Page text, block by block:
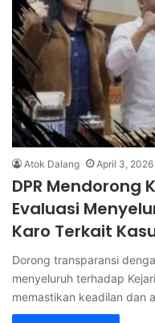
Atok Dalang April 3, 2026
DPR Mendorong
Evaluasi
Karo Terkait
Dorong transparansi
menyeluruh terhadap
memastikan keadilan dan